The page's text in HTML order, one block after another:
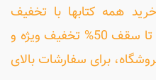
همه کتابها با تخفیف
انجام می شود و کلیه کتاب ها تا سقف 50% تخفیف ویژه و
برای سفارشات بالای